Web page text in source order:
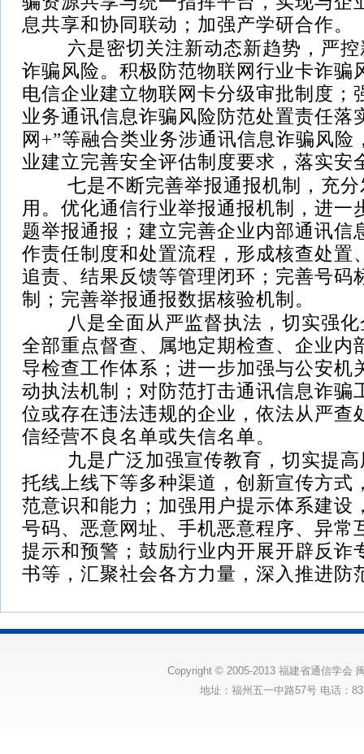
息共享和协同联动；加强产学研合作。
六是密切关注新动态新趋势，严
诈骗风险。积极防范物联网行业卡诈骗
电信企业建立物联网卡分级审批制度；
业务通讯信息诈骗风险防范处置责任落
网+”等融合类业务涉通讯信息诈骗风险
业建立完善安全评估制度要求，落实安
七是不断完善举报通报机制，充
用。优化通信行业举报通报机制，进一
题举报通报；建立完善企业内部通讯信
作责任制度和处置流程，形成核查处置
追责、结果反馈等管理闭环；完善号码
制；完善举报通报数据核验机制。
八是全面从严监督执法，切实强
全部重点督查、属地定期检查、企业内
导检查工作体系；进一步加强与公安机
动执法机制；对防范打击通讯信息诈骗
位或存在违法违规的企业，依法从严查
信经营不良名单或失信名单。
九是广泛加强宣传教育，切实提
托线上线下等多种渠道，创新宣传方式
范意识和能力；加强用户提示体系建设
号码、恶意网址、手机恶意程序、异常
提示和预警；鼓励行业内开展开辟反诈
书等，汇聚社会各方力量，深入推进防
Copyright © 2005-2013 福建省通信学会
地址：福州五一中路57号 电话：